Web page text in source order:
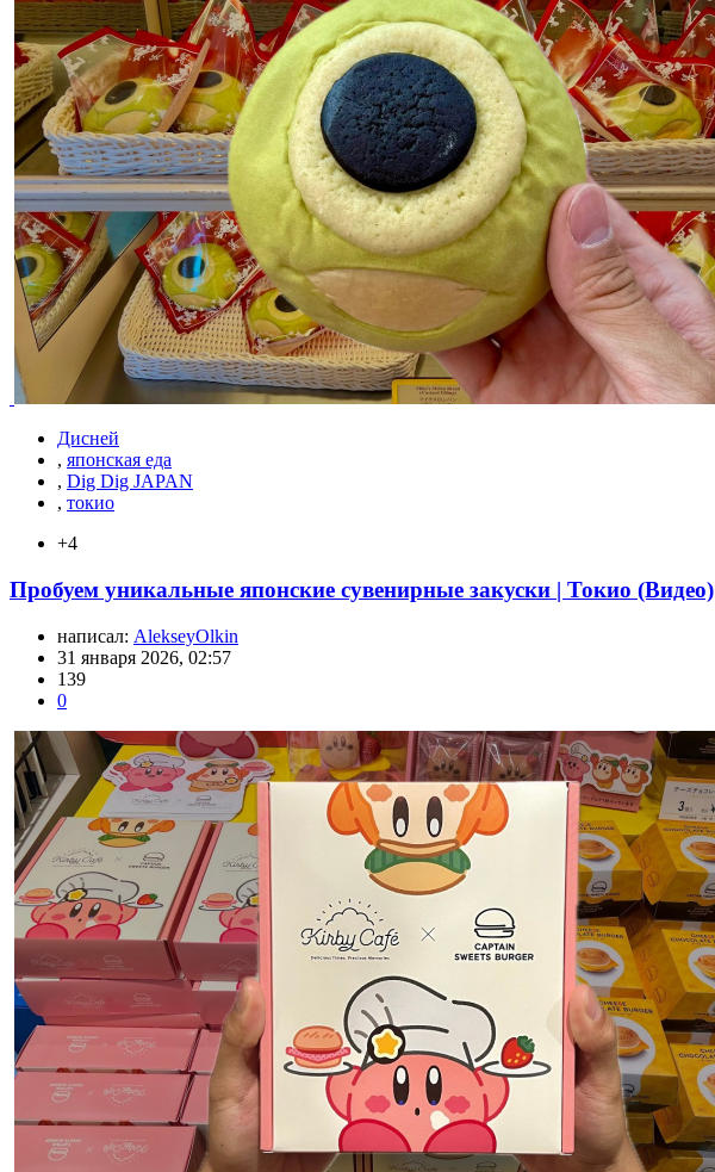
Дисней
, японская еда
, Dig Dig JAPAN
, токио
+4
Пробуем уникальные японские сувенирные закуски | Токио (Видео)
написал: AlekseyOlkin
31 января 2026, 02:57
139
0